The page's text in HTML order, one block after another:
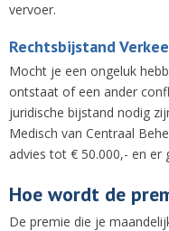
vervoer.
Rechtsbijstand
Mocht je een ongeluk
ontstaat of een ander
juridische bijstand nodig
Medisch van Centraal
advies tot € 50.000,- en er
Hoe wordt de
De premie die je